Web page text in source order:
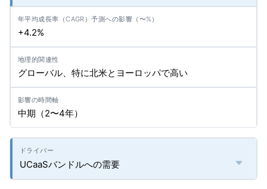
+4.2%
グローバル、特に北米とヨーロッパで高い
中期（2〜4年）
UCaaSバンドルへの需要